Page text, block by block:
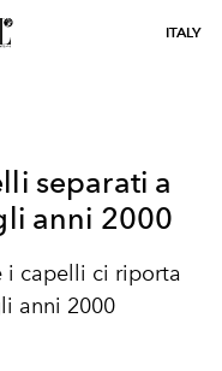
ITALY
separati a
anni 2000
i capelli ci riporta
anni 2000